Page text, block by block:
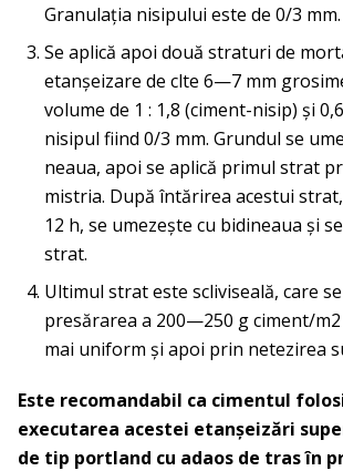
Granulaţia nisipului este de 0/3 mm.
Se aplică apoi două straturi de
etanşeizare de clte 6—7 mm
volume de 1 : 1,8 (ciment-nisip) şi
nisipul fiind 0/3 mm. Grundul se
neaua, apoi se aplică primul strat
mistria. După întărirea acestui
12 h, se umezeşte cu bidi­neaua şi
strat.
Ultimul strat este scliviseală, care
presă­rarea a 200—250 g ciment/
mai uniform şi apoi prin netezirea
Este recomandabil ca cimentul
executarea acestei etanşeizări
de tip portland cu adaos de tras în